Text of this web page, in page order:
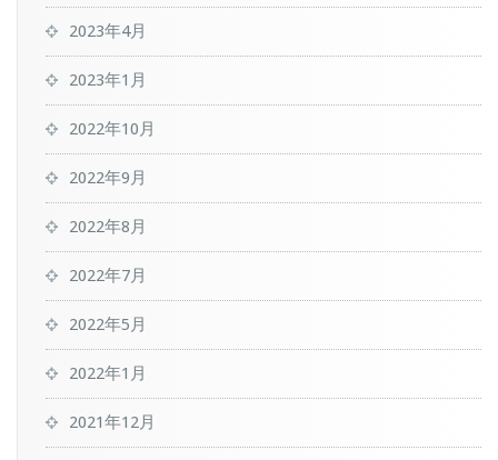
2023年4月
2023年1月
2022年10月
2022年9月
2022年8月
2022年7月
2022年5月
2022年1月
2021年12月